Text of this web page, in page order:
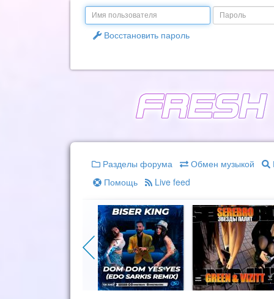
Email
Пароль
Восстановить пароль
Разделы форума Обмен музыкой
Помощь
Live feed